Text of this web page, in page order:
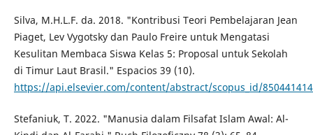
Silva, M.H.L.F. da. 2018. "Kontribusi Teori Pembelajaran Jean
Piaget, Lev Vygotsky dan Paulo Freire untuk Mengatasi
Kesulitan Membaca Siswa Kelas 5: Proposal untuk Sekolah
di Timur Laut Brasil." Espacios 39 (10).
https://api.elsevier.com/content/abstract/scopus_id/
Stefaniuk, T. 2022. "Manusia dalam Filsafat Islam Awal: Al-